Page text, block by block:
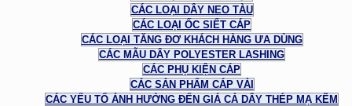
CÁC LOẠI DÂY NEO TÀU
CÁC LOẠI ỐC SIẾT CÁP
CÁC LOẠI TĂNG ĐƠ KHÁCH HÀNG ƯA DÙNG
CÁC MẪU DÂY POLYESTER LASHING
CÁC PHỤ KIỆN CÁP
CÁC SẢN PHẨM CÁP VẢI
CÁC YẾU TỐ ẢNH HƯỞNG ĐẾN GIÁ CẢ DÂY THÉP MẠ KẼM